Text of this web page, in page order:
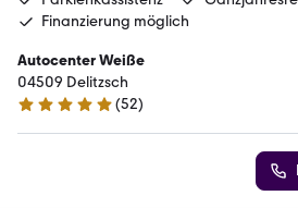
Finanzierung möglich
Autocenter Weiße
04509 Delitzsch
4.9 Sterne
(52)